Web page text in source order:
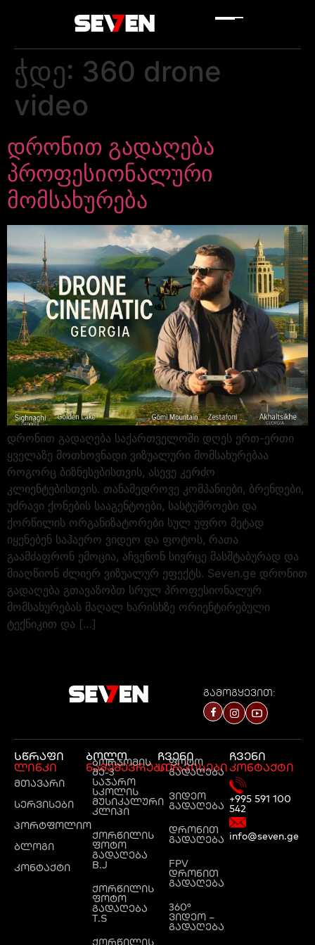
ჭდე: 360 drone
video
დრონით გადაღება
პროფესიონალური
მომსახურება
დრონით გადაღება საქართველოში დღეს ერთ-ერთი
ყველაზე მოთხოვნადი ვიზუალური მომსახურებაა
როგორც ბიზნესებისთვის, ასევე კერძო
კლიენტებისთვის. თანამედროვე კომპანიები, ბრენდები,
უძრავი ქონების სააგენტოები, სასტუმროები და
ქორწილის ორგანიზატორები სულ უფრო მეტად
იყენებენ საჰაერო ვიდეო და ფოტოს, რათა
გაამძაფრონ ემოცია, აჩვენონ სივრცე მასშტაბურად და
მიაღწიონ ძლიერ ვიზუალურ ეფექტს. Seven.ge დრონით
გადაღება გთავაზობთ სრულ პროფესიონალურ
მომსახურებას მაღალ ხარისხზე ორიენტირებული
ტექნიკით და […]
გამოგყევით:
სწრაფი
ლინკი
მთავარი
სერვისები
პორტფოლიო
ბლოგი
კონტაქტი
ბოლო
ნამუშევრები
ბორჯომის
მე-3
საჯარო
სკოლის
მუსიკალური
კლიპი
ქორწილის
ფოტო
გადაღება
B.J
ქორწილის
ფოტო
გადაღება
T.S
ქორწილის
ჩვენი
სერვისები
ფოტო
გადაღება
ვიდეო
გადაღება
დრონით
გადაღება
FPV
დრონით
გადაღება
360°
ვიდეო –
გადაღება
ჩვენი
კონტაქტი
+995 591 100
542
info@seven.ge